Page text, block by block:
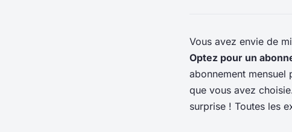
Vous avez envie de
Optez pour un
abonnement
que vous avez
surprise ! Toutes les